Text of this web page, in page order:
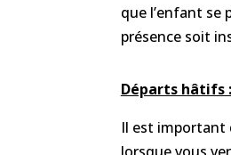
que l’enfant se
présence soit
Départs hâtifs :
Il est important